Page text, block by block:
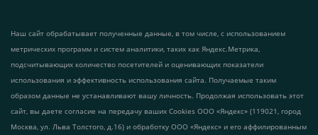
Наш сайт обрабатывает полученные данные, в том числе, с использованием
метрических программ и систем аналитики, таких как Яндекс.Метрика,
подсчитывающих количество посетителей и оценивающих показатели
использования и эффективность использования сайта. Получаемые таким
образом данные не устанавливают вашу личность. Продолжая использовать этот
сайт, вы даете согласие на передачу ваших Cookies ООО «Яндекс» (119021, город
Москва, ул. Льва Толстого, д.16) и обработку ООО «Яндекс» и его аффилированным